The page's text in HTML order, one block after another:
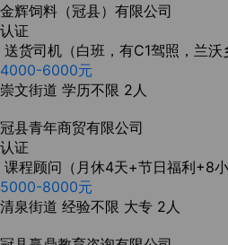
金辉饲料（冠县）有限公司
认证
送货司机（白班，有C1驾照，兰沃
4000-6000元
崇文街道 学历不限 2人
冠县青年商贸有限公司
认证
课程顾问（月休4天+节日福利+8小
5000-8000元
清泉街道 经验不限 大专 2人